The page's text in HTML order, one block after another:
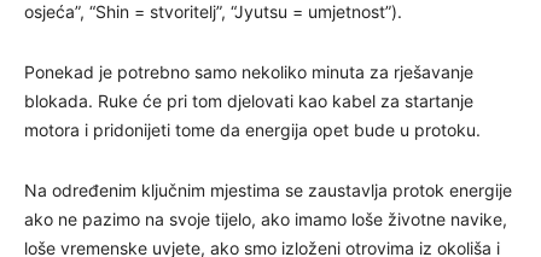
osjeća”, “Shin = stvoritelj”, “Jyutsu = umjetnost”).
Ponekad je potrebno samo nekoliko minuta za rješavanje
blokada. Ruke će pri tom djelovati kao kabel za startanje
motora i pridonijeti tome da energija opet bude u protoku.
Na određenim ključnim mjestima se zaustavlja protok energije
ako ne pazimo na svoje tijelo, ako imamo loše životne navike,
loše vremenske uvjete, ako smo izloženi otrovima iz okoliša i